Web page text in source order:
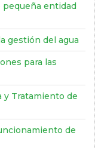
pequeña entidad
gestión del agua
para las
y Tratamiento de
de